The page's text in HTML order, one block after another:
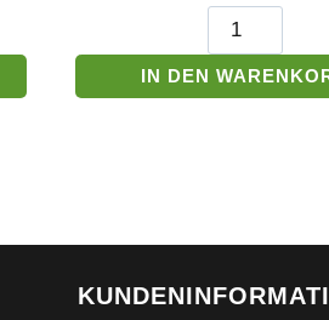
Házias
Izek
Krautwickel
400g
IN DEN